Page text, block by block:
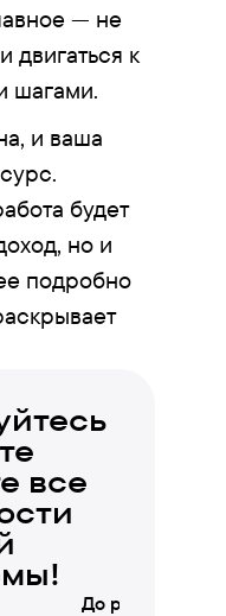
— не
двигаться к
шагами.
и ваша
будет
но и
подробно
все
До регистрации